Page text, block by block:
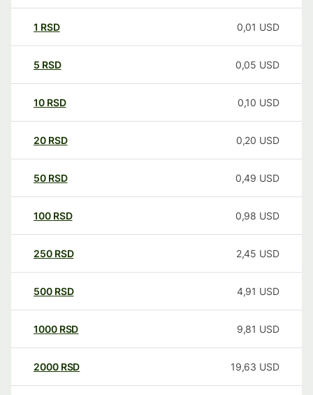
1 RSD 0,01 USD
5 RSD 0,05 USD
10 RSD 0,10 USD
20 RSD 0,20 USD
50 RSD 0,49 USD
100 RSD 0,98 USD
250 RSD 2,45 USD
500 RSD 4,91 USD
1000 RSD 9,81 USD
2000 RSD 19,63 USD